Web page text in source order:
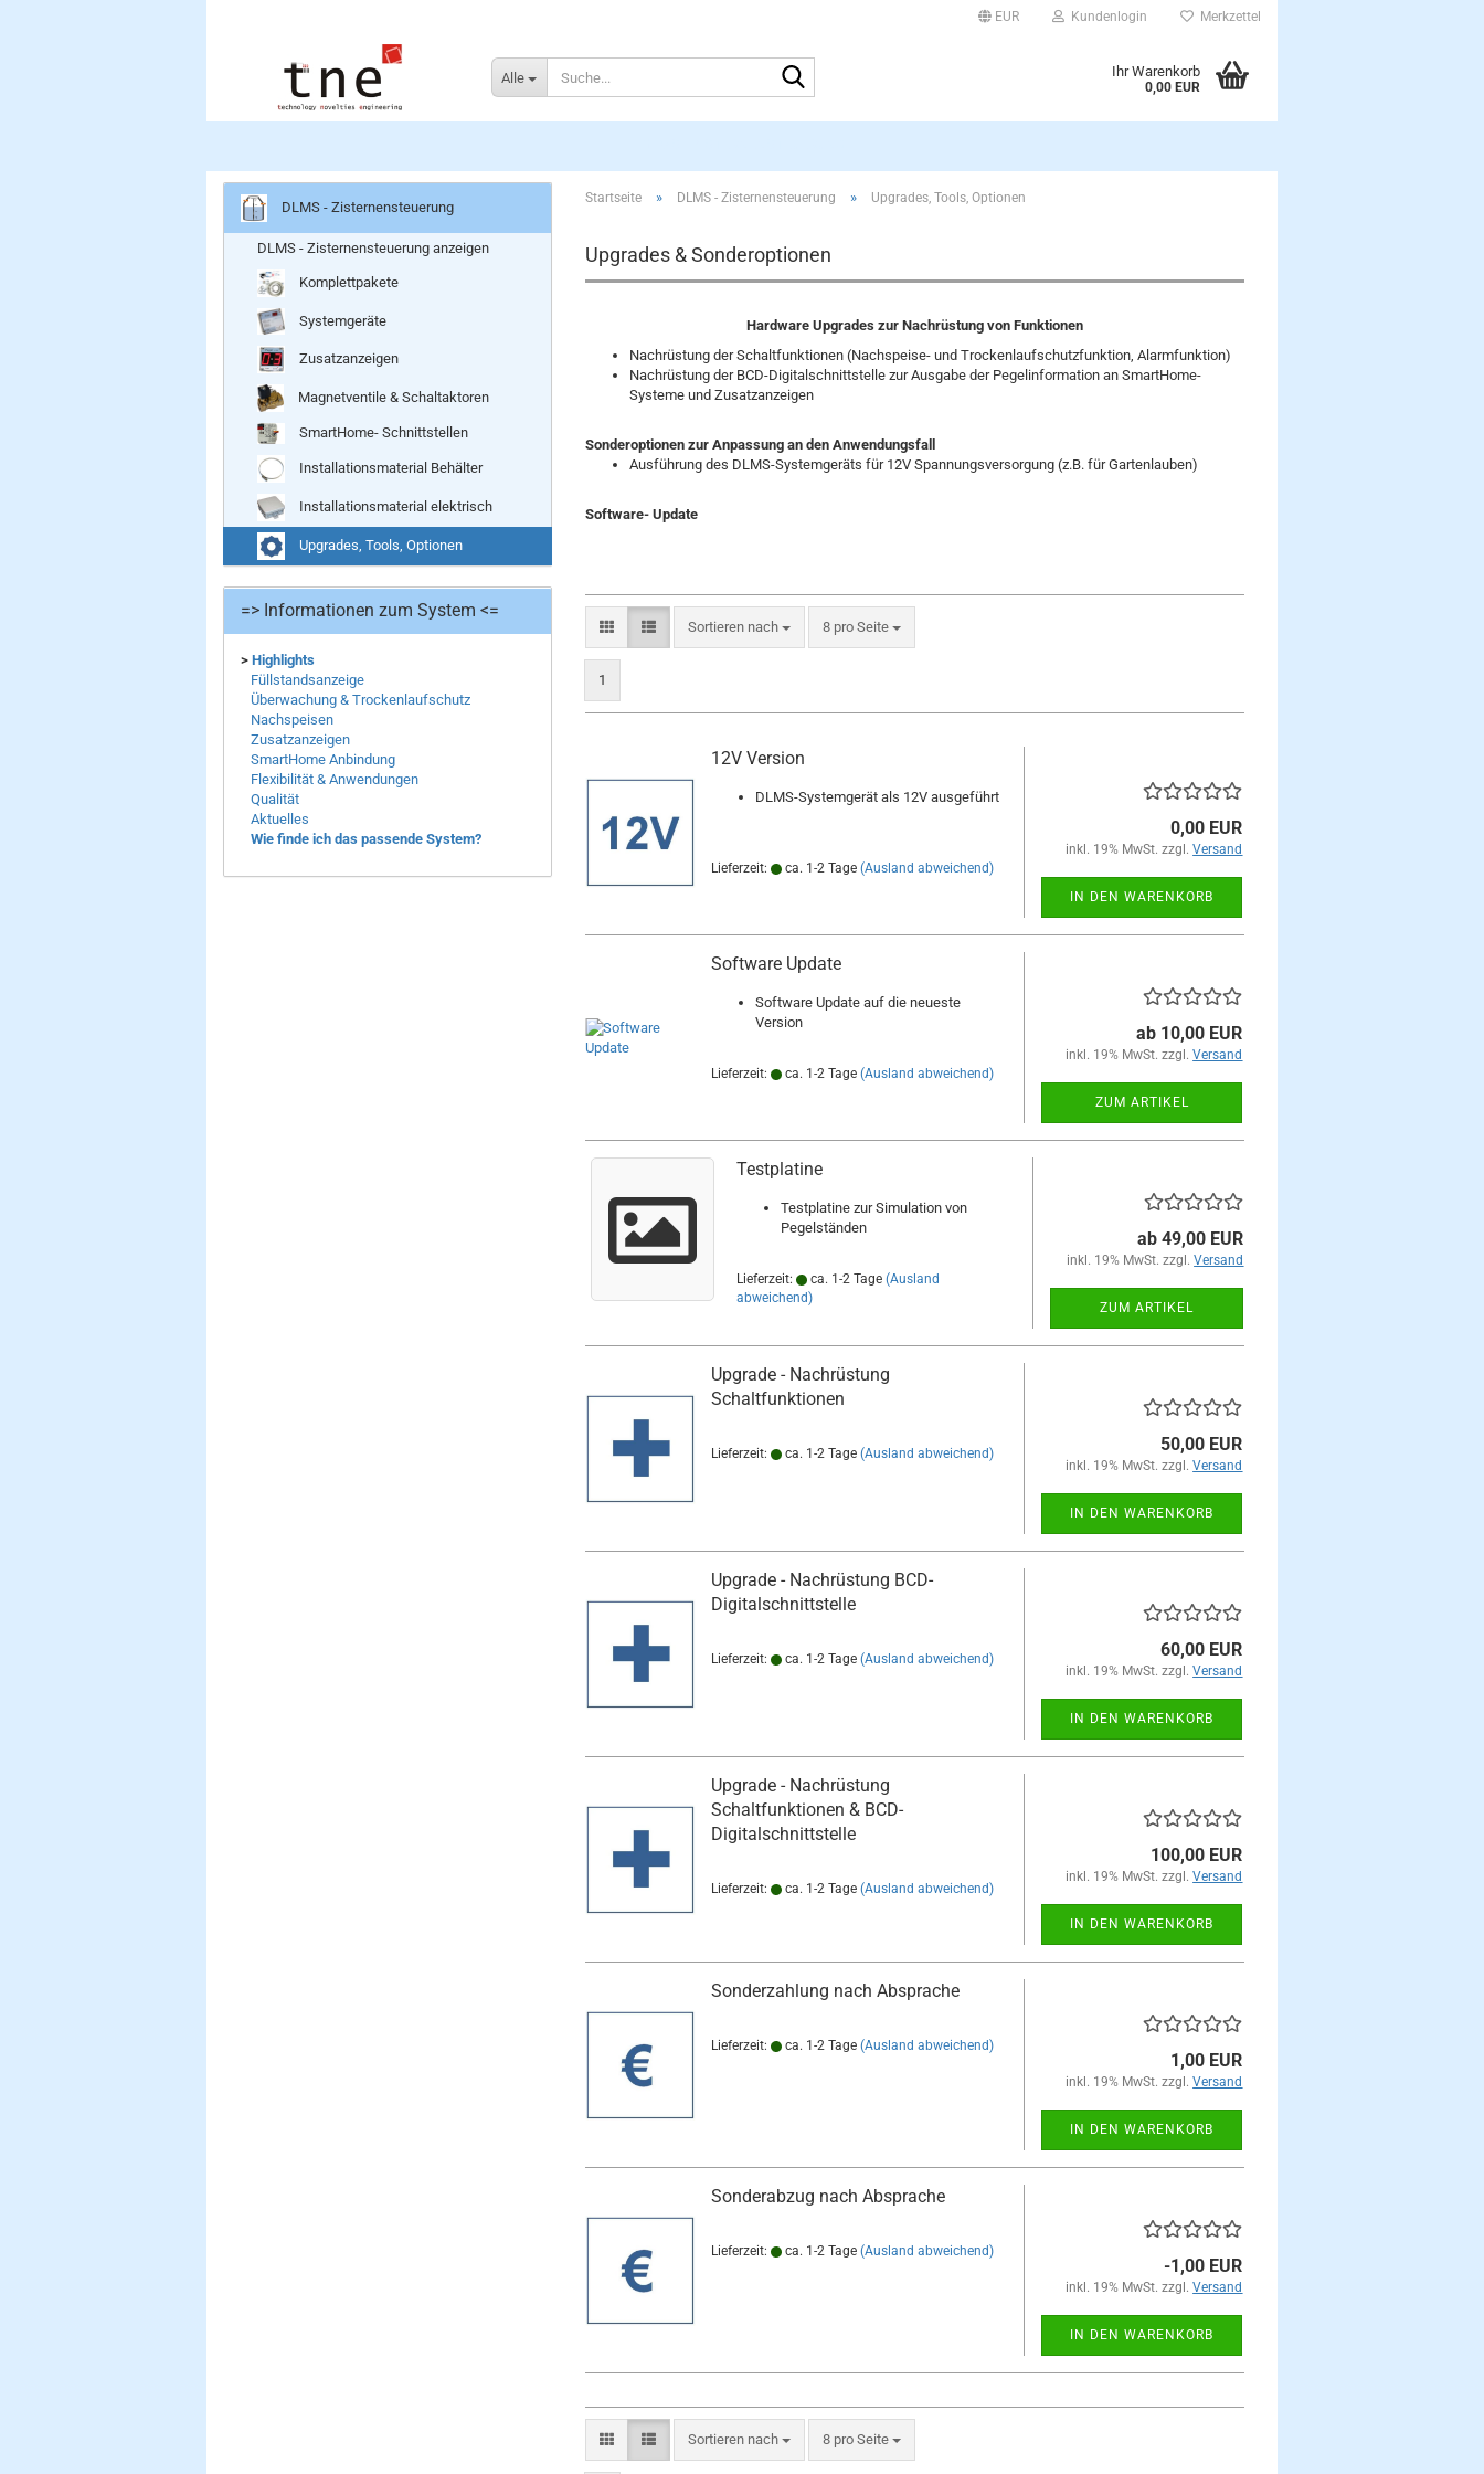
EUR Kundenlogin Merkzettel
Alle Ihr Warenkorb
0,00 EUR
Startseite » DLMS - Zisternensteuerung » Upgrades, Tools, Optionen
Upgrades & Sonderoptionen
Hardware Upgrades zur Nachrüstung von Funktionen
Nachrüstung der Schaltfunktionen (Nachspeise- und Trockenlaufschutzfunktion, Alarmfunktion)
Nachrüstung der BCD-Digitalschnittstelle zur Ausgabe der Pegelinformation an SmartHome-
Systeme und Zusatzanzeigen
Sonderoptionen zur Anpassung an den Anwendungsfall
Ausführung des DLMS-Systemgeräts für 12V Spannungsversorgung (z.B. für Gartenlauben)
Software- Update
Sortieren nach
Sortieren nach 8 pro Seite
pro Seite
1
12V Version
DLMS-Systemgerät als 12V ausgeführt
Lieferzeit: ca. 1-2 Tage (Ausland abweichend)
0,00 EUR
inkl. 19% MwSt. zzgl.Versand
IN DEN WARENKORB
Software Update
Software Update auf die neueste
Version
Lieferzeit: ca. 1-2 Tage (Ausland abweichend)
ab 10,00 EUR
inkl. 19% MwSt. zzgl.Versand
ZUM ARTIKEL
Testplatine
Testplatine zur Simulation von
Pegelständen
Lieferzeit: ca. 1-2 Tage (Ausland
abweichend)
ab 49,00 EUR
inkl. 19% MwSt. zzgl.Versand
ZUM ARTIKEL
Upgrade - Nachrüstung
Schaltfunktionen
Lieferzeit: ca. 1-2 Tage (Ausland abweichend) 50,00 EUR
inkl. 19% MwSt. zzgl.Versand
IN DEN WARENKORB
Upgrade - Nachrüstung BCD-
Digitalschnittstelle
Lieferzeit: ca. 1-2 Tage (Ausland abweichend) 60,00 EUR
inkl. 19% MwSt. zzgl.Versand
IN DEN WARENKORB
Upgrade - Nachrüstung
Schaltfunktionen & BCD-
Digitalschnittstelle
Lieferzeit: ca. 1-2 Tage (Ausland abweichend)
100,00 EUR
inkl. 19% MwSt. zzgl.Versand
IN DEN WARENKORB
Sonderzahlung nach Absprache
Lieferzeit: ca. 1-2 Tage (Ausland abweichend)
1,00 EUR
inkl. 19% MwSt. zzgl.Versand
IN DEN WARENKORB
Sonderabzug nach Absprache
Lieferzeit: ca. 1-2 Tage (Ausland abweichend)
-1,00 EUR
inkl. 19% MwSt. zzgl.Versand
IN DEN WARENKORB
Sortieren nach
Sortieren nach 8 pro Seite
pro Seite
DLMS - Zisternensteuerung
DLMS - Zisternensteuerung anzeigen
Komplettpakete
Systemgeräte
Zusatzanzeigen
Magnetventile & Schaltaktoren
SmartHome- Schnittstellen
Installationsmaterial Behälter
Installationsmaterial elektrisch
Upgrades, Tools, Optionen
=> Informationen zum System <=
> Highlights
Füllstandsanzeige
Überwachung & Trockenlaufschutz
Nachspeisen
Zusatzanzeigen
SmartHome Anbindung
Flexibilität & Anwendungen
Qualität
Aktuelles
Wie finde ich das passende System?